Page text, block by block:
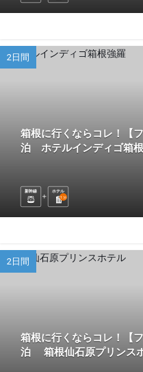
2日間
箱根に行くならコレ！【
泊 ホテルインディゴ箱根
新幹線
ホテル
1 泊
2日間
箱根に行くならコレ！【
泊 箱根仙石原プリンス